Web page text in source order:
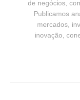
de negócios,
Publicamos
mercados,
inovação,